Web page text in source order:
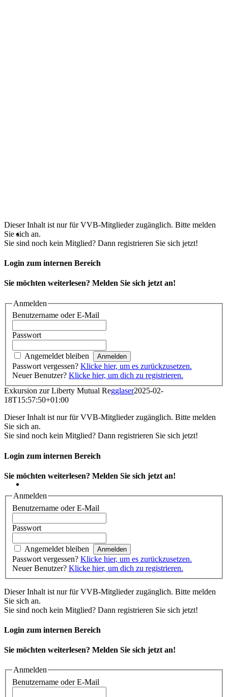
Dieser Inhalt ist nur für VVB-Mitglieder zugänglich. Bitte melden
Sie sich an.
Sie sind noch kein Mitglied? Dann registrieren Sie sich jetzt!
Login zum internen Bereich
Sie möchten weiterlesen? Melden Sie sich jetzt an!
Anmelden
Benutzername oder E-Mail
Passwort
Angemeldet bleiben
Passwort vergessen? Klicke hier, um es zurückzusetzen.
Neuer Benutzer? Klicke hier, um dich zu registrieren.
Exkursion zur Liberty Mutual Regglaser2025-02-
18T15:57:50+01:00
Dieser Inhalt ist nur für VVB-Mitglieder zugänglich. Bitte melden
Sie sich an.
Sie sind noch kein Mitglied? Dann registrieren Sie sich jetzt!
Login zum internen Bereich
Sie möchten weiterlesen? Melden Sie sich jetzt an!
Anmelden
Benutzername oder E-Mail
Passwort
Angemeldet bleiben
Passwort vergessen? Klicke hier, um es zurückzusetzen.
Neuer Benutzer? Klicke hier, um dich zu registrieren.
Dieser Inhalt ist nur für VVB-Mitglieder zugänglich. Bitte melden
Sie sich an.
Sie sind noch kein Mitglied? Dann registrieren Sie sich jetzt!
Login zum internen Bereich
Sie möchten weiterlesen? Melden Sie sich jetzt an!
Anmelden
Benutzername oder E-Mail